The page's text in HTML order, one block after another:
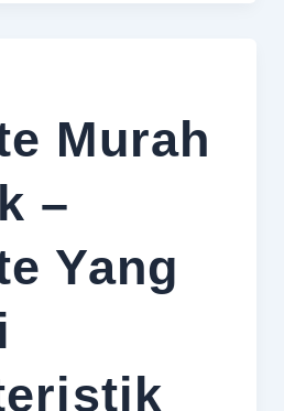
Murah
–
Yang